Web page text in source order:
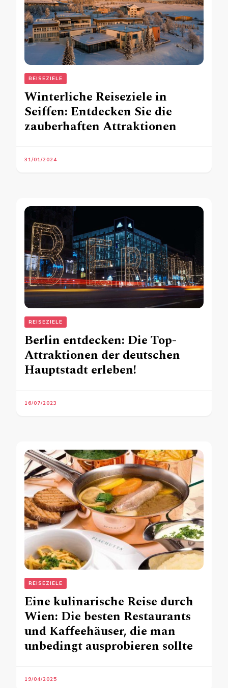
REISEZIELE
Winterliche Reiseziele in
Seiffen: Entdecken Sie die
zauberhaften Attraktionen
31/01/2024
REISEZIELE
Berlin entdecken: Die Top-
Attraktionen der deutschen
Hauptstadt erleben!
16/07/2023
REISEZIELE
Eine kulinarische Reise durch
Wien: Die besten Restaurants
und Kaffeehäuser, die man
unbedingt ausprobieren sollte
19/04/2025